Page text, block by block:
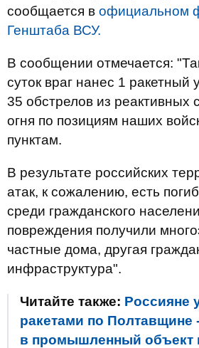
сообщается в официальном
Генштаба ВСУ.
В сообщении отмечается:
суток враг нанес 1 ракетный
35 обстрелов из реактивных
огня по позициям наших
пунктам.
В результате российских
атак, к сожалению, есть
среди гражданского
повреждения получили
частные дома, другая
инфраструктура".
Читайте также: Россияне
ракетами по Полтавщине
в промышленный объект